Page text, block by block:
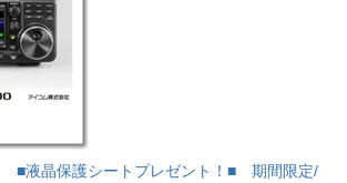
■液晶保護シートプレゼント！■ 期間限定/